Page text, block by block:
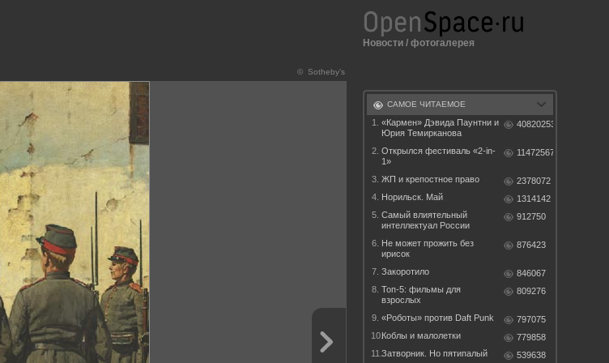
© Sotheby’s
Новости / фотогалерея
САМОЕ ЧИТАЕМОЕ
1.
«Кармен» Дэвида Паунтни и
Юрия Темирканова
40820253
2. Открылся фестиваль «2-in-
1»
11472567
3. ЖП и крепостное право
2378072
4. Норильск. Май
1314142
5. Самый влиятельный
интеллектуал России
912750
6. Не может прожить без
ирисок
876423
7. Закоротило
846067
8. Топ-5: фильмы для
взрослых
809276
9. «Роботы» против Daft Punk
797075
10.Коблы и малолетки
779858
11.Затворник. Но пятипалый 539638